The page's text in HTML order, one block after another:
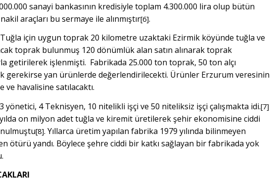
sanayi bankasının kredisiyle toplam 4.300.000 lira olup bütün
araçları bu sermaye ile alınmıştır[6].
için uygun toprak 20 kilometre uzaktaki Ezirmik köyünde tuğla ve
toprak bulunmuş 120 dönümlük alan satın alınarak toprak
getirilerek işlenmişti. Fabrikada 25.000 ton toprak, 50 ton alçı
gerekirse yan ürünlerde değerlendirilecekti. Ürünler Erzurum veresinin
ve havalisine satılacaktı.
yönetici, 4 Teknisyen, 10 nitelikli işçi ve 50 niteliksiz işçi çalışmakta idi.[7]
on milyon adet tuğla ve kiremit üretilerek şehir ekonomisine ciddi
[8]. Yıllarca üretim yapılan fabrika 1979 yılında bilinmeyen
ötürü yandı. Böylece şehre ciddi bir katkı sağlayan bir fabrikada yok